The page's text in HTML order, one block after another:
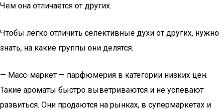
Чем она отличается от других.
Чтобы легко отличить селективные духи от других, нужно
знать, на какие группы они делятся.
— Масс-маркет — парфюмерия в категории низких цен.
Такие ароматы быстро выветриваются и не успевают
развиться. Они продаются на рынках, в супермаркетах и